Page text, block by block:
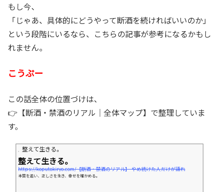
もし今、
「じゃあ、具体的にどうやって断酒を続ければいいのか」
という段階にいるなら、こちらの記事が参考になるかもし
れません。
こうぷー
この話全体の位置づけは、
👉【断酒・禁酒のリアル｜全体マップ】で整理していま
す。
整えて生きる。
整えて生きる。
https://koputokiryo.com/【断酒・禁酒のリアル】-やめ続けた人だけが語れ
本質を追い、正しさを生き、幸せを確かめる。